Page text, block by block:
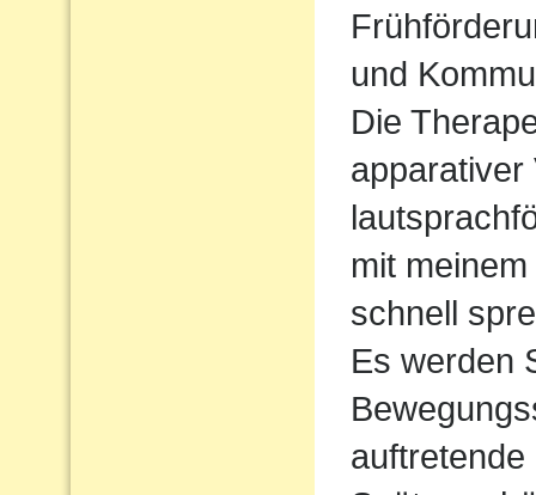
und
Die
apparativer
mit
schnell
Es werden